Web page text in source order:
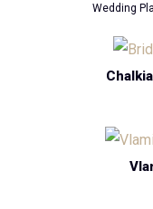
Wedding